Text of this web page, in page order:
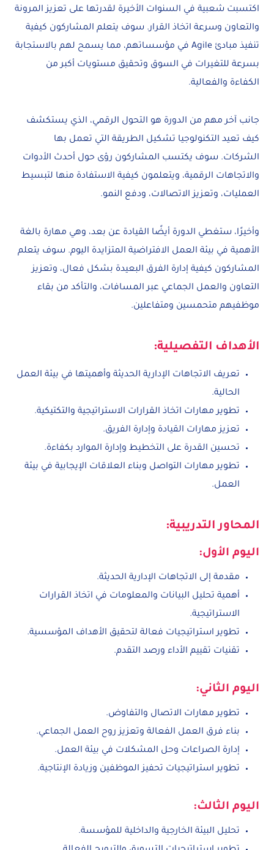
اكتسبت شعبية في السنوات الأخيرة لقدرتها على تعزيز المرونة
والتعاون وسرعة اتخاذ القرار. سوف يتعلم المشاركون كيفية
تنفيذ مبادئ Agile في مؤسساتهم، مما يسمح لهم بالاستجابة
بسرعة للتغيرات في السوق وتحقيق مستويات أكبر من
الكفاءة والفعالية.
جانب آخر مهم من الدورة هو التحول الرقمي، الذي يستكشف
كيف تعيد التكنولوجيا تشكيل الطريقة التي تعمل بها
الشركات. سوف يكتسب المشاركون رؤى حول أحدث الأدوات
والاتجاهات الرقمية، ويتعلمون كيفية الاستفادة منها لتبسيط
العمليات، وتعزيز الاتصالات، ودفع النمو.
وأخيرًا، ستغطي الدورة أيضًا القيادة عن بعد، وهي مهارة بالغة
الأهمية في بيئة العمل الافتراضية المتزايدة اليوم. سوف يتعلم
المشاركون كيفية إدارة الفرق البعيدة بشكل فعال، وتعزيز
التعاون والعمل الجماعي عبر المسافات، والتأكد من بقاء
موظفيهم متحمسين ومتفاعلين.
الأهداف التفصيلية:
تعريف الاتجاهات الإدارية الحديثة وأهميتها في بيئة العمل
الحالية.
تطوير مهارات اتخاذ القرارات الاستراتيجية والتكتيكية.
تعزيز مهارات القيادة وإدارة الفريق.
تحسين القدرة على التخطيط وإدارة الموارد بكفاءة.
تطوير مهارات التواصل وبناء العلاقات الإيجابية في بيئة
العمل.
المحاور التدريبية:
اليوم الأول:
مقدمة إلى الاتجاهات الإدارية الحديثة.
أهمية تحليل البيانات والمعلومات في اتخاذ القرارات
الاستراتيجية.
تطوير استراتيجيات فعالة لتحقيق الأهداف المؤسسية.
تقنيات تقييم الأداء ورصد التقدم.
اليوم الثاني:
تطوير مهارات الاتصال والتفاوض.
بناء فرق العمل الفعالة وتعزيز روح العمل الجماعي.
إدارة الصراعات وحل المشكلات في بيئة العمل.
تطوير استراتيجيات تحفيز الموظفين وزيادة الإنتاجية.
اليوم الثالث:
تحليل البيئة الخارجية والداخلية للمؤسسة.